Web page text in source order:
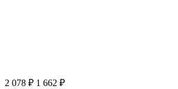
2 078 ₽ 1 662 ₽